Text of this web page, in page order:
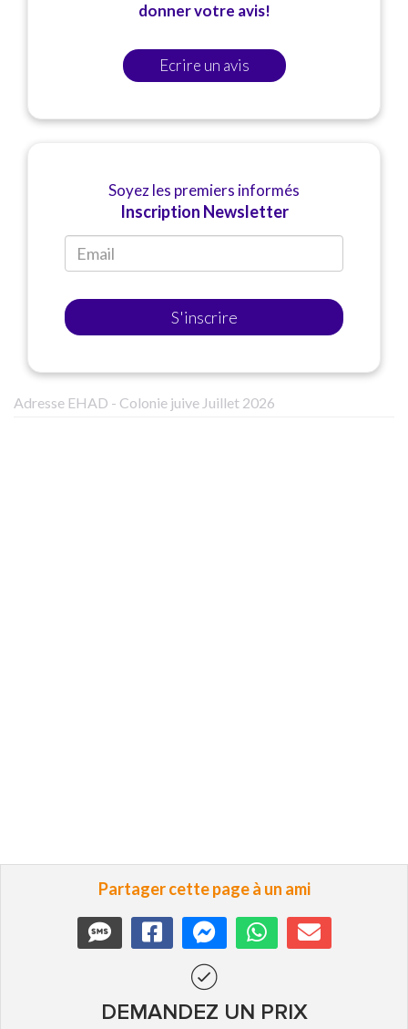
donner votre avis!
Ecrire un avis
Soyez les premiers informés
Inscription Newsletter
S'inscrire
Adresse EHAD - Colonie juive Juillet 2026
Partager cette page à un ami
DEMANDEZ UN PRIX